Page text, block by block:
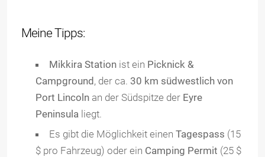
Meine Tipps:
Mikkira Station ist ein Picknick &
Campground, der ca. 30 km südwestlich von
Port Lincoln an der Südspitze der Eyre
Peninsula liegt.
Es gibt die Möglichkeit einenTagespass (15
$ pro Fahrzeug) oder ein Camping Permit (25 $